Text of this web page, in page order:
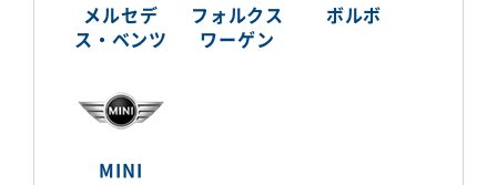
メルセデ
ス・ベンツ
フォルクス
ワーゲン
ボルボ
MINI